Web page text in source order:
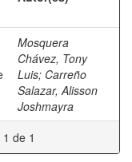
Mosquera
Chávez, Tony
Luis; Carreño
Salazar, Alisson
Joshmayra
de 1